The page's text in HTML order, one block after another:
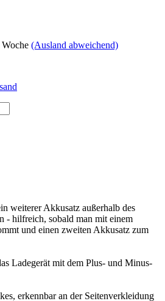
Woche (Ausland abweichend)
weiterer Akkusatz außerhalb des
- hilfreich, sobald man mit einem
und einen zweiten Akkusatz zum
Ladegerät mit dem Plus- und Minus-
erkennbar an der Seitenverkleidung